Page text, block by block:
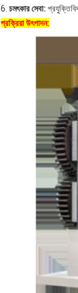
6. চমৎকার সেবা:
প্রক্রিয়া উৎপাদন: